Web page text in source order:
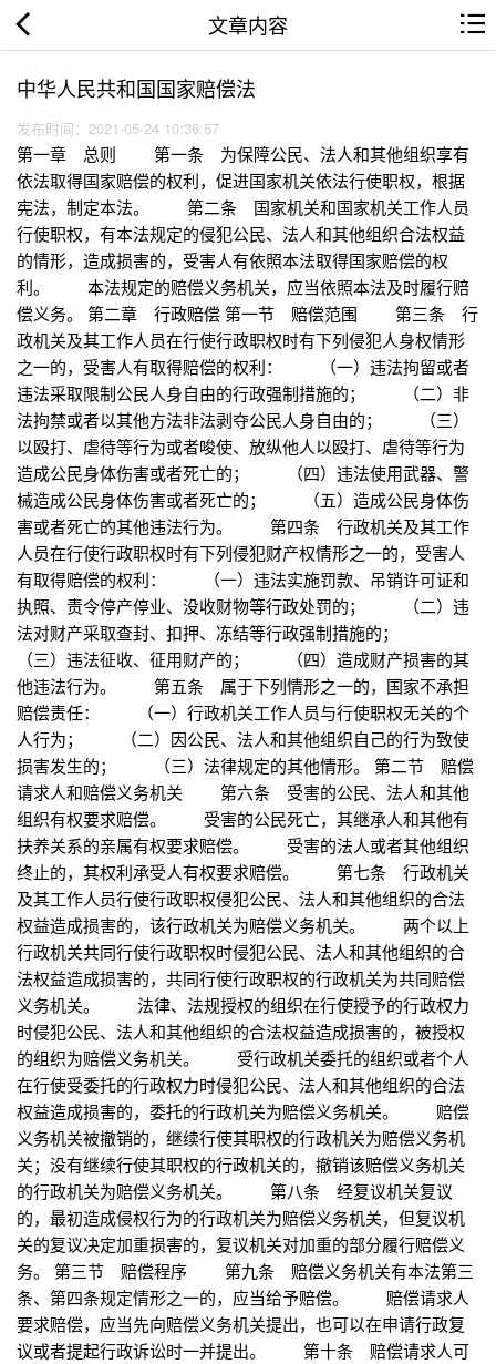
文章内容
中华人民共和国国家赔偿法
发布时间：2021-05-24 10:36:57
第一章 总则 第一条 为保障公民、法人和其他组织享有
依法取得国家赔偿的权利，促进国家机关依法行使职权，根据
宪法，制定本法。 第二条 国家机关和国家机关工作人员
行使职权，有本法规定的侵犯公民、法人和其他组织合法权益
的情形，造成损害的，受害人有依照本法取得国家赔偿的权
利。 本法规定的赔偿义务机关，应当依照本法及时履行赔
偿义务。 第二章 行政赔偿 第一节 赔偿范围 第三条 行
政机关及其工作人员在行使行政职权时有下列侵犯人身权情形
之一的，受害人有取得赔偿的权利： （一）违法拘留或者
违法采取限制公民人身自由的行政强制措施的； （二）非
法拘禁或者以其他方法非法剥夺公民人身自由的； （三）
以殴打、虐待等行为或者唆使、放纵他人以殴打、虐待等行为
造成公民身体伤害或者死亡的； （四）违法使用武器、警
械造成公民身体伤害或者死亡的； （五）造成公民身体伤
害或者死亡的其他违法行为。 第四条 行政机关及其工作
人员在行使行政职权时有下列侵犯财产权情形之一的，受害人
有取得赔偿的权利： （一）违法实施罚款、吊销许可证和
执照、责令停产停业、没收财物等行政处罚的； （二）违
法对财产采取查封、扣押、冻结等行政强制措施的；
（三）违法征收、征用财产的； （四）造成财产损害的其
他违法行为。 第五条 属于下列情形之一的，国家不承担
赔偿责任： （一）行政机关工作人员与行使职权无关的个
人行为； （二）因公民、法人和其他组织自己的行为致使
损害发生的； （三）法律规定的其他情形。 第二节 赔偿
请求人和赔偿义务机关 第六条 受害的公民、法人和其他
组织有权要求赔偿。 受害的公民死亡，其继承人和其他有
扶养关系的亲属有权要求赔偿。 受害的法人或者其他组织
终止的，其权利承受人有权要求赔偿。 第七条 行政机关
及其工作人员行使行政职权侵犯公民、法人和其他组织的合法
权益造成损害的，该行政机关为赔偿义务机关。 两个以上
行政机关共同行使行政职权时侵犯公民、法人和其他组织的合
法权益造成损害的，共同行使行政职权的行政机关为共同赔偿
义务机关。 法律、法规授权的组织在行使授予的行政权力
时侵犯公民、法人和其他组织的合法权益造成损害的，被授权
的组织为赔偿义务机关。 受行政机关委托的组织或者个人
在行使受委托的行政权力时侵犯公民、法人和其他组织的合法
权益造成损害的，委托的行政机关为赔偿义务机关。 赔偿
义务机关被撤销的，继续行使其职权的行政机关为赔偿义务机
关；没有继续行使其职权的行政机关的，撤销该赔偿义务机关
的行政机关为赔偿义务机关。 第八条 经复议机关复议
的，最初造成侵权行为的行政机关为赔偿义务机关，但复议机
关的复议决定加重损害的，复议机关对加重的部分履行赔偿义
务。 第三节 赔偿程序 第九条 赔偿义务机关有本法第三
条、第四条规定情形之一的，应当给予赔偿。 赔偿请求人
要求赔偿，应当先向赔偿义务机关提出，也可以在申请行政复
议或者提起行政诉讼时一并提出。 第十条 赔偿请求人可